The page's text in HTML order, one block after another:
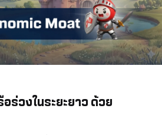
ร่วงในระยะยาว ด้วย